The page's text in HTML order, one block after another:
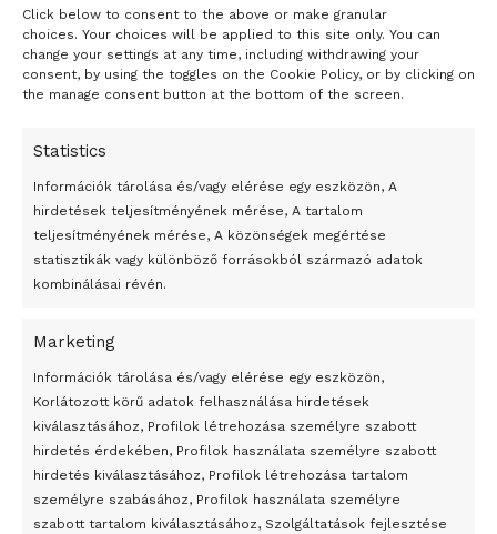
Click below to consent to the above or make granular
choices. Your choices will be applied to this site only. You can
change your settings at any time, including withdrawing your
consent, by using the toggles on the Cookie Policy, or by clicking on
the manage consent button at the bottom of the screen.
Statistics
Információk tárolása és/vagy elérése egy eszközön, A
hirdetések teljesítményének mérése, A tartalom
teljesítményének mérése, A közönségek megértése
statisztikák vagy különböző forrásokból származó adatok
kombinálásai révén.
Marketing
Információk tárolása és/vagy elérése egy eszközön,
Korlátozott körű adatok felhasználása hirdetések
kiválasztásához, Profilok létrehozása személyre szabott
hirdetés érdekében, Profilok használata személyre szabott
hirdetés kiválasztásához, Profilok létrehozása tartalom
személyre szabásához, Profilok használata személyre
szabott tartalom kiválasztásához, Szolgáltatások fejlesztése
- H I R D E T É S -
Átmenetileg szünetelnek az összecsapások Bahmutnál
Egy vagyonért adták el Banksy művét miután elégették.
Az 1950-ben elhunyt alkotók művei szabadon
felhasználhatóvá válnak